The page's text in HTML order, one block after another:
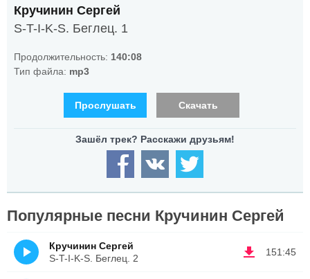
Кручинин Сергей
S-T-I-K-S. Беглец. 1
Продолжительность: 140:08
Тип файла: mp3
Прослушать Скачать
Популярные песни Кручинин Сергей
151:45
Кручинин Сергей
S-T-I-K-S. Беглец. 2